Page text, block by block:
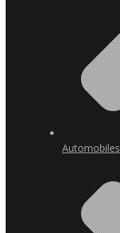
Automobiles